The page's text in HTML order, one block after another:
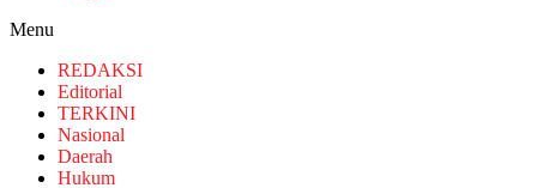
Menu
REDAKSI
Editorial
TERKINI
Nasional
Daerah
Hukum